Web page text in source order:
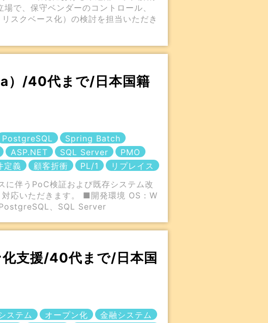
で、保守ベンダーのコントロール、
スクベース化）の検討を担当いただき
）/40代まで/日本国籍
PostgreSQL
Spring Batch
ASP.NET SQL Server
PMO
定義 顧客折衝 PL/1
リプレイス
伴うPoC検証および既存システム改
応いただきます。 ■開発環境 OS：W
、SQL Server
化支援/40代まで/日本国
ステム オープン化
金融システム